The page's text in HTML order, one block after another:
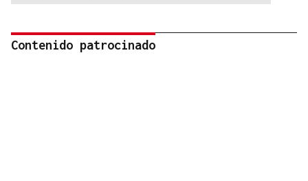
Contenido patrocinado